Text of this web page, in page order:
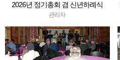
2026년 정기총회 겸 신년하례식
관리자